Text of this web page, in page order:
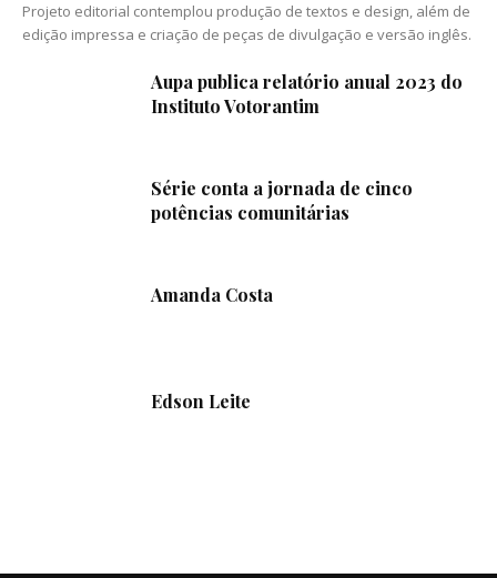
Projeto editorial contemplou produção de textos e design, além de
edição impressa e criação de peças de divulgação e versão inglês.
Aupa publica relatório anual 2023 do
Instituto Votorantim
Série conta a jornada de cinco
potências comunitárias
Amanda Costa
Edson Leite